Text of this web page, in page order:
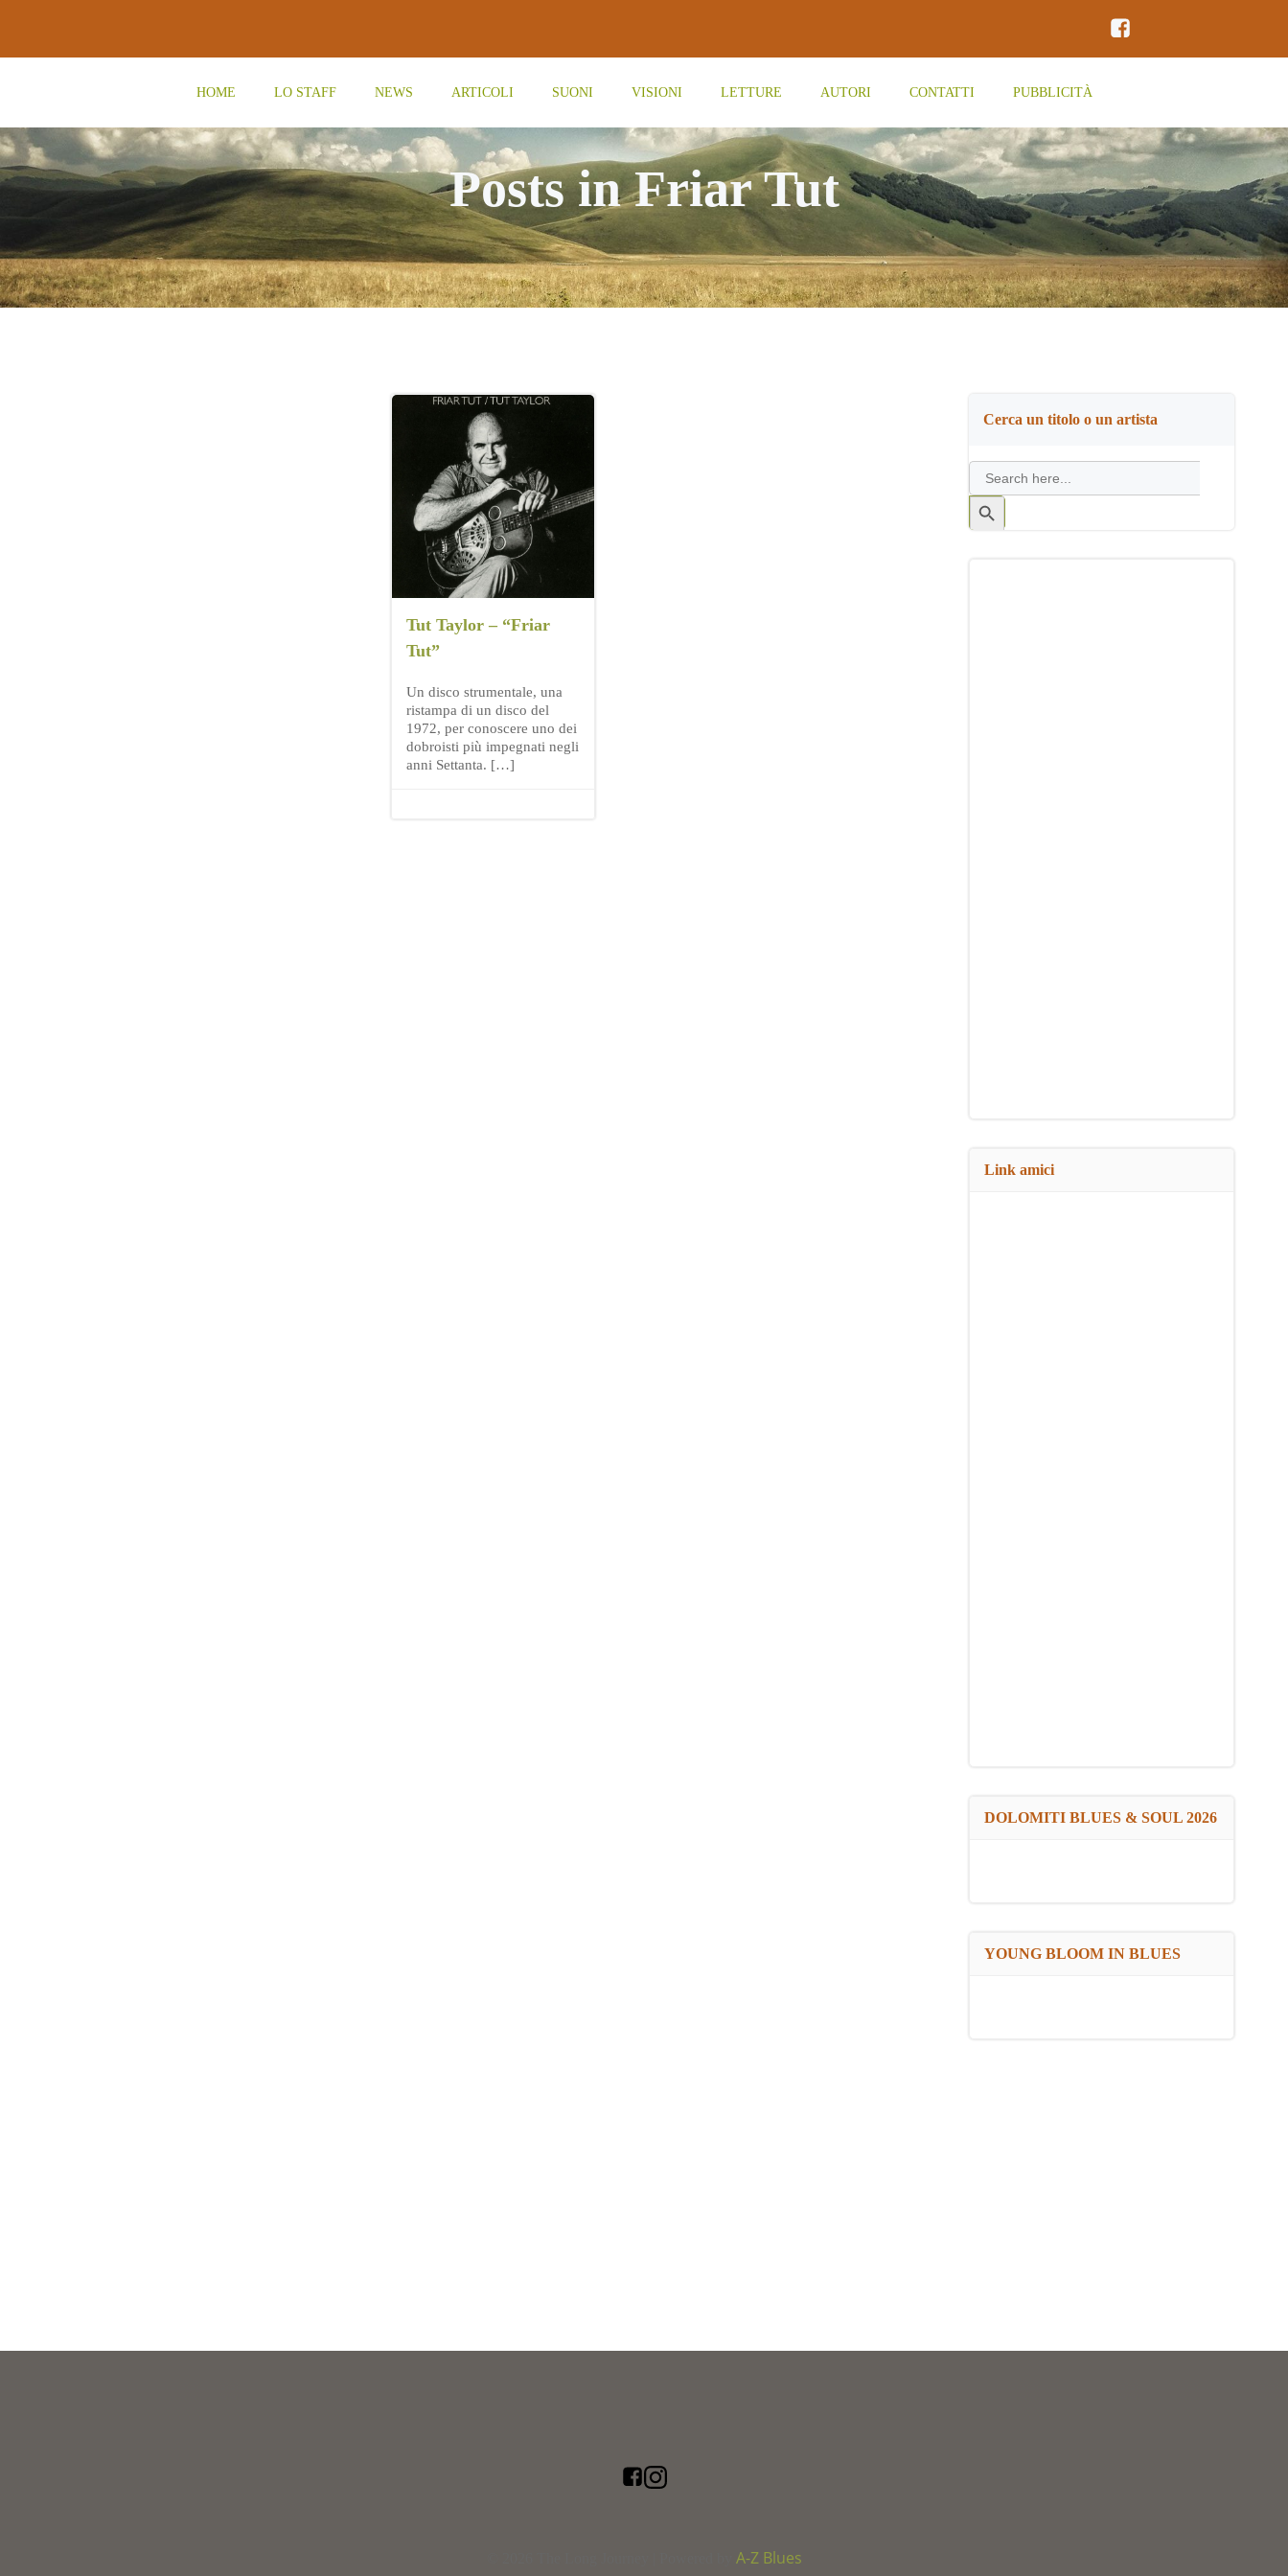
contenuto
HOME LO STAFF NEWS ARTICOLI SUONI VISIONI LETTURE AUTORI CONTATTI PUBBLICITÀ
Posts in Friar Tut
Tut Taylor – “Friar
Tut”
Un disco strumentale, una
ristampa di un disco del
1972, per conoscere uno dei
dobroisti più impegnati negli
anni Settanta. […]
Cerca un titolo o un artista
Search
for:
Search
Button
Link amici
DOLOMITI BLUES & SOUL 2026
YOUNG BLOOM IN BLUES
A-Z Blues